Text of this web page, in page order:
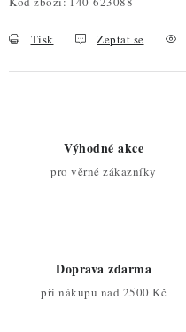
Tisk Zeptat se
Výhodné akce
pro věrné zákazníky
Doprava zdarma
při nákupu nad 2500 Kč